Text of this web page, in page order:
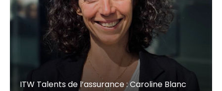
ITW Talents de l’assurance : Caroline Blanc